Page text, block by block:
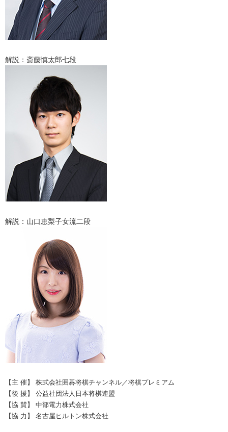
解説：斎藤慎太郎七段
解説：山口恵梨子女流二段
【主 催】 株式会社囲碁将棋チャンネル／将棋プレミアム
【後 援】 公益社団法人日本将棋連盟
【協 賛】 中部電力株式会社
【協 力】 名古屋ヒルトン株式会社